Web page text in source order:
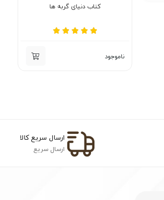
کتاب دنیای گربه ها
ناموجود
ارسال سریع کالا
ارسال سریع